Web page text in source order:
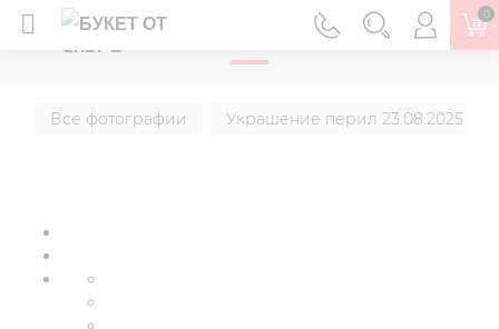
0
Все фотографии Украшение перил 23.08.2025 г.